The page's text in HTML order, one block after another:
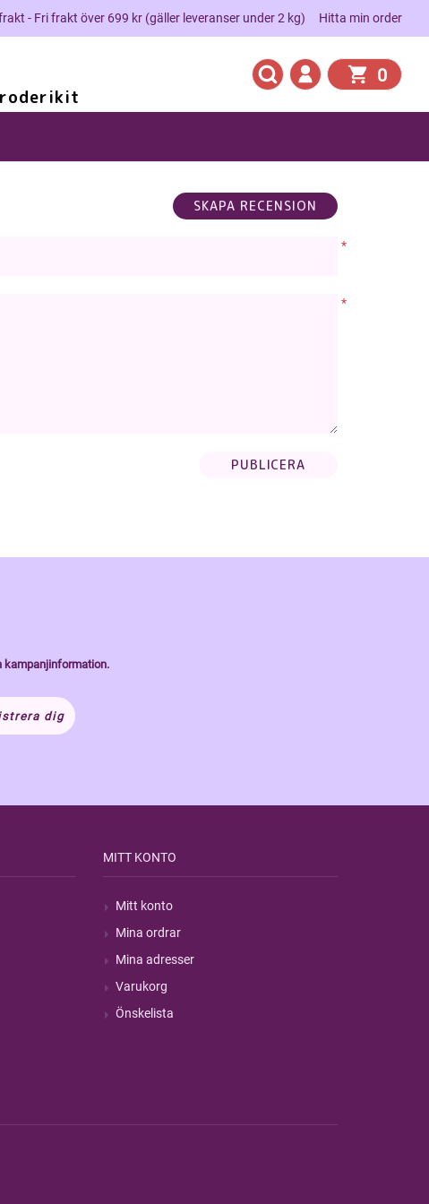
- Fri frakt över 699 kr (gäller leveranser under 2 kg) Hitta min order
0
*
*
kampanjinformation.
dig
MITT KONTO
Mitt konto
Mina ordrar
Mina adresser
Varukorg
Önskelista